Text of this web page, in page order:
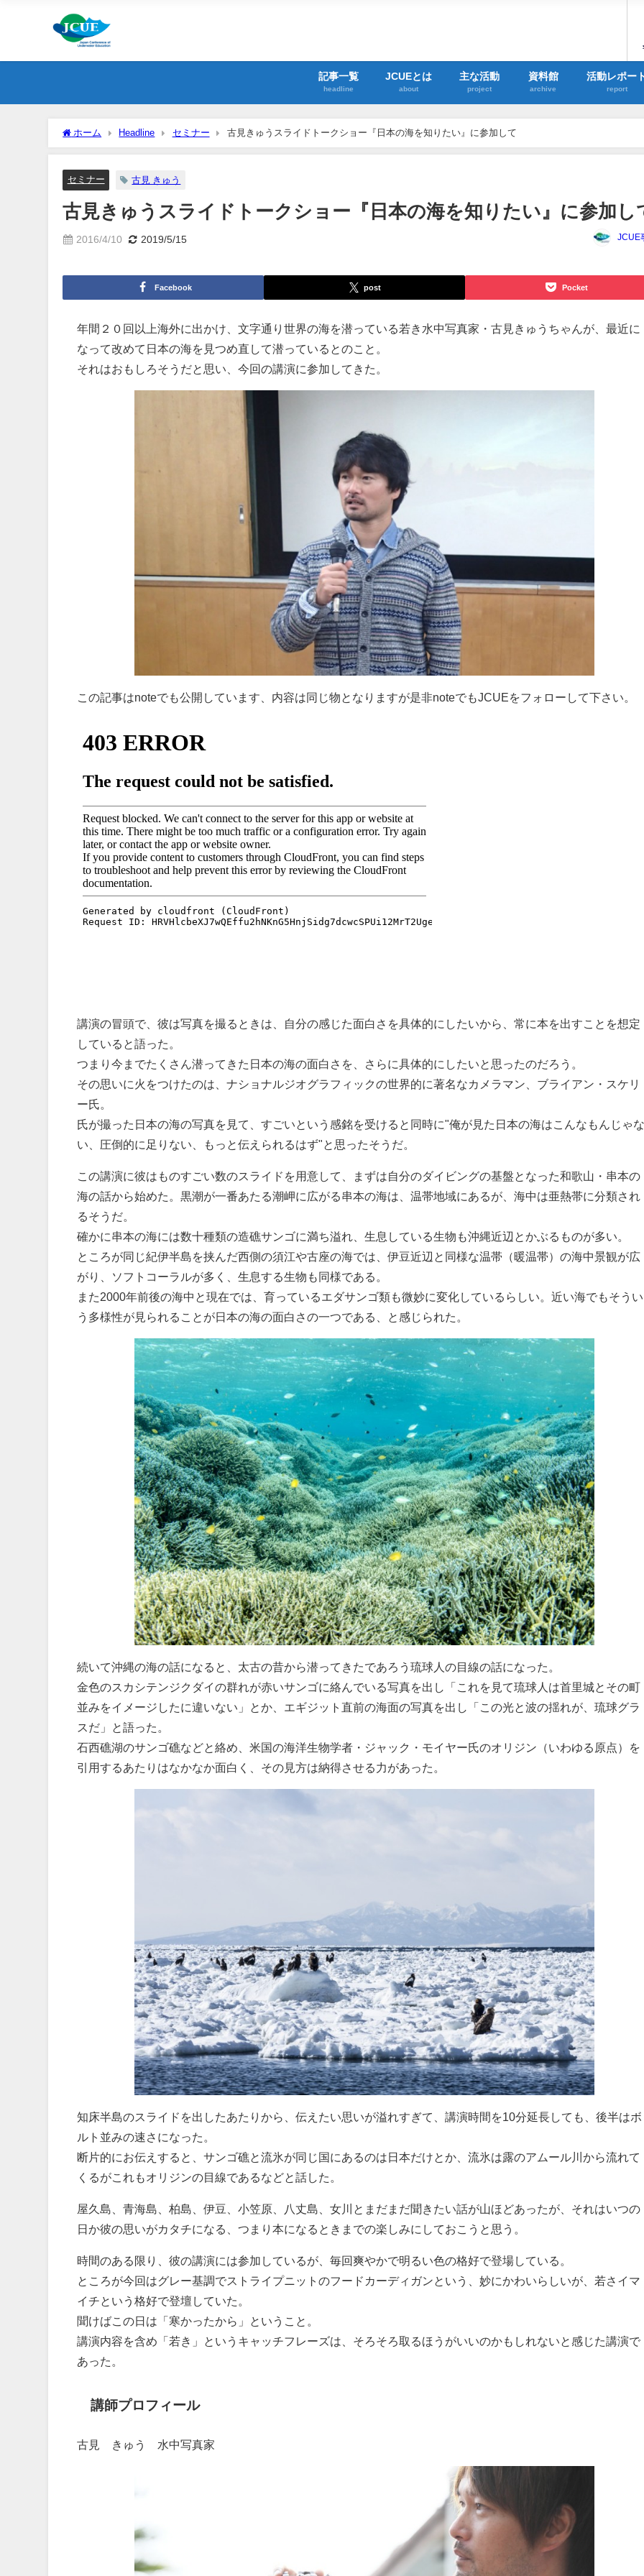
記事一覧
headline
JCUEとは
about
主な活動
project
資料館
archive
活動レポー
report
ホーム Headline セミナー 古見きゅうスライドトークショー『日本の海を知りたい』に参加して
セミナー 古見 きゅう
古見きゅうスライドトークショー『日本の海を知りたい』に参加し
2016/4/10 2019/5/15 JCUE
Facebook post Pocket
年間２０回以上海外に出かけ、文字通り世界の海を潜っている若き水中写真家・古見きゅうちゃんが、最近に
なって改めて日本の海を見つめ直して潜っているとのこと。
それはおもしろそうだと思い、今回の講演に参加してきた。
この記事はnoteでも公開しています、内容は同じ物となりますが是非noteでもJCUEをフォローして下さい。
講演の冒頭で、彼は写真を撮るときは、自分の感じた面白さを具体的にしたいから、常に本を出すことを想定
していると語った。
つまり今までたくさん潜ってきた日本の海の面白さを、さらに具体的にしたいと思ったのだろう。
その思いに火をつけたのは、ナショナルジオグラフィックの世界的に著名なカメラマン、ブライアン・スケリ
ー氏。
氏が撮った日本の海の写真を見て、すごいという感銘を受けると同時に"俺が見た日本の海はこんなもんじゃ
い、圧倒的に足りない、もっと伝えられるはず"と思ったそうだ。
この講演に彼はものすごい数のスライドを用意して、まずは自分のダイビングの基盤となった和歌山・串本の
海の話から始めた。黒潮が一番あたる潮岬に広がる串本の海は、温帯地域にあるが、海中は亜熱帯に分類され
るそうだ。
確かに串本の海には数十種類の造礁サンゴに満ち溢れ、生息している生物も沖縄近辺とかぶるものが多い。
ところが同じ紀伊半島を挟んだ西側の須江や古座の海では、伊豆近辺と同様な温帯（暖温帯）の海中景観が広
がり、ソフトコーラルが多く、生息する生物も同様である。
また2000年前後の海中と現在では、育っているエダサンゴ類も微妙に変化しているらしい。近い海でもそうい
う多様性が見られることが日本の海の面白さの一つである、と感じられた。
続いて沖縄の海の話になると、太古の昔から潜ってきたであろう琉球人の目線の話になった。
金色のスカシテンジクダイの群れが赤いサンゴに絡んでいる写真を出し「これを見て琉球人は首里城とその町
並みをイメージしたに違いない」とか、エギジット直前の海面の写真を出し「この光と波の揺れが、琉球グラ
スだ」と語った。
石西礁湖のサンゴ礁などと絡め、米国の海洋生物学者・ジャック・モイヤー氏のオリジン（いわゆる原点）を
引用するあたりはなかなか面白く、その見方は納得させる力があった。
知床半島のスライドを出したあたりから、伝えたい思いが溢れすぎて、講演時間を10分延長しても、後半はボ
ルト並みの速さになった。
断片的にお伝えすると、サンゴ礁と流氷が同じ国にあるのは日本だけとか、流氷は露のアムール川から流れて
くるがこれもオリジンの目線であるなどと話した。
屋久島、青海島、柏島、伊豆、小笠原、八丈島、女川とまだまだ聞きたい話が山ほどあったが、それはいつの
日か彼の思いがカタチになる、つまり本になるときまでの楽しみにしておこうと思う。
時間のある限り、彼の講演には参加しているが、毎回爽やかで明るい色の格好で登場している。
ところが今回はグレー基調でストライプニットのフードカーディガンという、妙にかわいらしいが、若さイマ
イチという格好で登壇していた。
聞けばこの日は「寒かったから」ということ。
講演内容を含め「若き」というキャッチフレーズは、そろそろ取るほうがいいのかもしれないと感じた講演で
あった。
講師プロフィール
古見 きゅう 水中写真家